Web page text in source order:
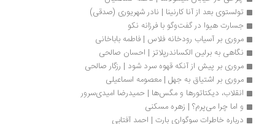
تولستوی بعد از آنا کارنینا | نادر شهریوری (صدقی)
جسارت هیوا در گفت‌وگو با فرزانه نکو
مروری بر آسیاب رودخانه فلاس | فاطمه باباخانی
نگاهی به برلین الکساندرپلاتز | احسان صالحی
مروری بر پیش از آنکه قهوه سرد شود | رزگار صالحی
مروری بر اشتیاق به جهل | معصومه اسماعیلی
انقلاب، دیکتاتورها و مگس‌ها | حمیدرضا امیدی‌سرور
و اما چرا می‌پرم؟ | زهره مسکنی
درباره خاطرات سوگواری بارت | احمد آفتابی